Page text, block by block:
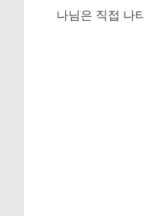
나님은 직접 나